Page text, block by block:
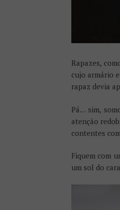
Rapazes,
cujo armário
rapaz devia
Pá… sim,
atenção
contentes
Fiquem com
um sol do